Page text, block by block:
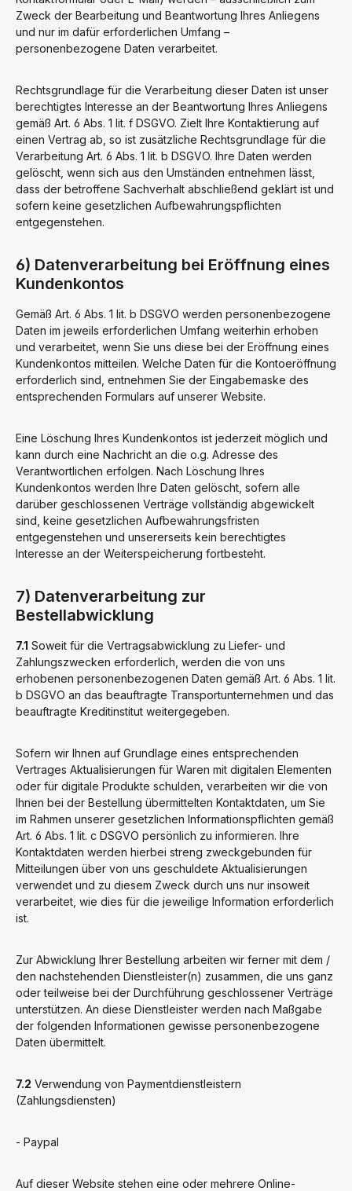
Zweck der Bearbeitung und Beantwortung Ihres Anliegens
und nur im dafür erforderlichen Umfang –
personenbezogene Daten verarbeitet.
Rechtsgrundlage für die Verarbeitung dieser Daten ist unser
berechtigtes Interesse an der Beantwortung Ihres Anliegens
gemäß Art. 6 Abs. 1 lit. f DSGVO. Zielt Ihre Kontaktierung auf
einen Vertrag ab, so ist zusätzliche Rechtsgrundlage für die
Verarbeitung Art. 6 Abs. 1 lit. b DSGVO. Ihre Daten werden
gelöscht, wenn sich aus den Umständen entnehmen lässt,
dass der betroffene Sachverhalt abschließend geklärt ist und
sofern keine gesetzlichen Aufbewahrungspflichten
entgegenstehen.
6) Datenverarbeitung bei Eröffnung eines
Kundenkontos
Gemäß Art. 6 Abs. 1 lit. b DSGVO werden personenbezogene
Daten im jeweils erforderlichen Umfang weiterhin erhoben
und verarbeitet, wenn Sie uns diese bei der Eröffnung eines
Kundenkontos mitteilen. Welche Daten für die Kontoeröffnung
erforderlich sind, entnehmen Sie der Eingabemaske des
entsprechenden Formulars auf unserer Website.
Eine Löschung Ihres Kundenkontos ist jederzeit möglich und
kann durch eine Nachricht an die o.g. Adresse des
Verantwortlichen erfolgen. Nach Löschung Ihres
Kundenkontos werden Ihre Daten gelöscht, sofern alle
darüber geschlossenen Verträge vollständig abgewickelt
sind, keine gesetzlichen Aufbewahrungsfristen
entgegenstehen und unsererseits kein berechtigtes
Interesse an der Weiterspeicherung fortbesteht.
7) Datenverarbeitung zur
Bestellabwicklung
7.1 Soweit für die Vertragsabwicklung zu Liefer- und
Zahlungszwecken erforderlich, werden die von uns
erhobenen personenbezogenen Daten gemäß Art. 6 Abs. 1 lit.
b DSGVO an das beauftragte Transportunternehmen und das
beauftragte Kreditinstitut weitergegeben.
Sofern wir Ihnen auf Grundlage eines entsprechenden
Vertrages Aktualisierungen für Waren mit digitalen Elementen
oder für digitale Produkte schulden, verarbeiten wir die von
Ihnen bei der Bestellung übermittelten Kontaktdaten, um Sie
im Rahmen unserer gesetzlichen Informationspflichten gemäß
Art. 6 Abs. 1 lit. c DSGVO persönlich zu informieren. Ihre
Kontaktdaten werden hierbei streng zweckgebunden für
Mitteilungen über von uns geschuldete Aktualisierungen
verwendet und zu diesem Zweck durch uns nur insoweit
verarbeitet, wie dies für die jeweilige Information erforderlich
ist.
Zur Abwicklung Ihrer Bestellung arbeiten wir ferner mit dem /
den nachstehenden Dienstleister(n) zusammen, die uns ganz
oder teilweise bei der Durchführung geschlossener Verträge
unterstützen. An diese Dienstleister werden nach Maßgabe
der folgenden Informationen gewisse personenbezogene
Daten übermittelt.
7.2 Verwendung von Paymentdienstleistern
(Zahlungsdiensten)
- Paypal
Auf dieser Website stehen eine oder mehrere Online-